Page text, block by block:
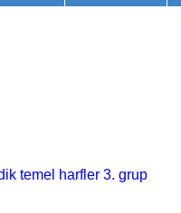
temel harfler 3. grup